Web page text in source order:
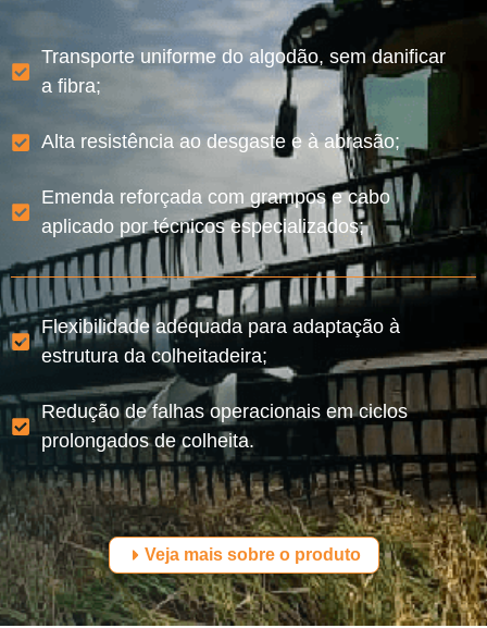
Transporte uniforme do algodão, sem danificar
a fibra;
Alta resistência ao desgaste e à abrasão;
Emenda reforçada com grampos e cabo
aplicado por técnicos especializados;
Flexibilidade adequada para adaptação à
estrutura da colheitadeira;
Redução de falhas operacionais em ciclos
prolongados de colheita.
Veja mais sobre o produto